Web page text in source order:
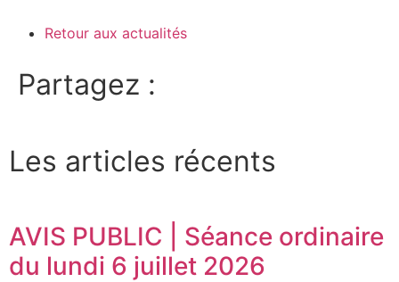
Retour aux actualités
Partagez :
Les articles récents
AVIS PUBLIC | Séance ordinaire
du lundi 6 juillet 2026